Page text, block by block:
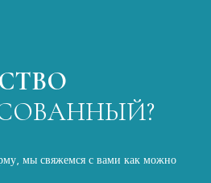
мы свяжемся с вами как можно